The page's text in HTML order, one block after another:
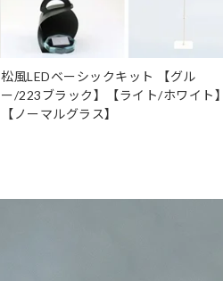
松風LEDベーシックキット 【グル
ー/223ブラック】【ライト/ホワイト】
【ノーマルグラス】